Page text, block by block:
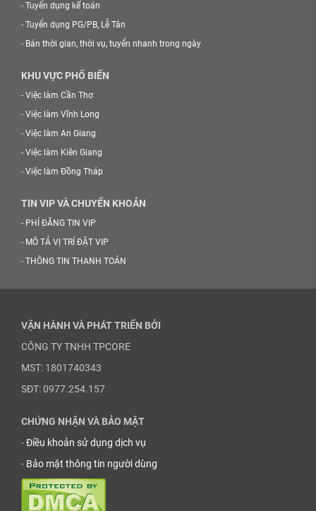
- Tuyển dụng kế toán
- Tuyển dụng PG/PB, Lễ Tân
- Bán thời gian, thời vụ, tuyển nhanh trong ngày
KHU VỰC PHỔ BIẾN
- Việc làm Cần Thơ
- Việc làm Vĩnh Long
- Việc làm An Giang
- Việc làm Kiên Giang
- Việc làm Đồng Tháp
TIN VIP VÀ CHUYỂN KHOẢN
- PHÍ ĐĂNG TIN VIP
- MÔ TẢ VỊ TRÍ ĐẶT VIP
- THÔNG TIN THANH TOÁN
VẬN HÀNH VÀ PHÁT TRIỂN BỞI
CÔNG TY TNHH TPCORE
MST: 1801740343
SĐT: 0977.254.157
CHỨNG NHẬN VÀ BẢO MẬT
-Điều khoản sử dụng dịch vụ
- Bảo mật thông tin người dùng